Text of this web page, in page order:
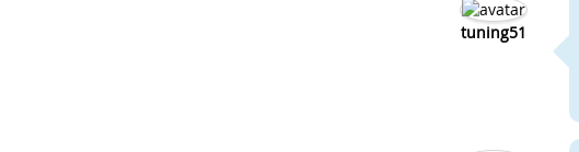
tuning51